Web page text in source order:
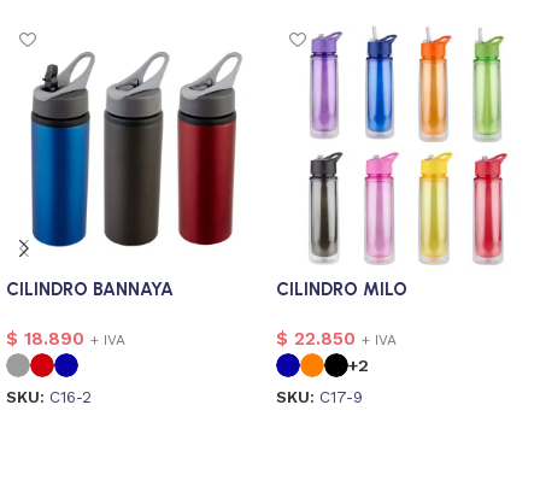
CILINDRO BANNAYA
$ 18.890 + IVA
SKU: C16-2
CILINDRO MILO
$ 22.850 + IVA
+2
SKU: C17-9